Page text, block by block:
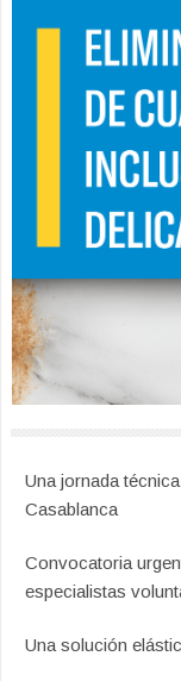
Una jornada
Casablanca
Convocatoria
especialistas
Una solución